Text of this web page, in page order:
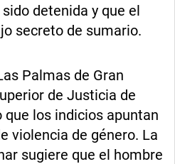
detenida y que el
secreto de sumario.
Palmas de Gran
de Justicia de
que los indicios apuntan
violencia de género. La
sugiere que el hombre